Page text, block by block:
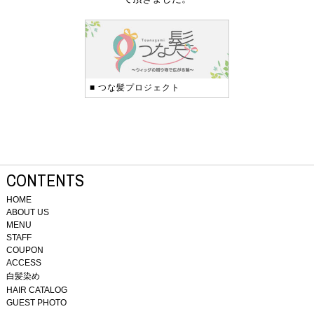
■ つな髪プロジェクト
CONTENTS
HOME
ABOUT US
MENU
STAFF
COUPON
ACCESS
白髪染め
HAIR CATALOG
GUEST PHOTO